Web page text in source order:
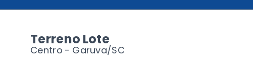
Terreno Lote
Centro - Garuva/SC